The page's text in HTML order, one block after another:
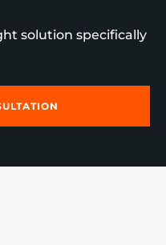
solution specifically